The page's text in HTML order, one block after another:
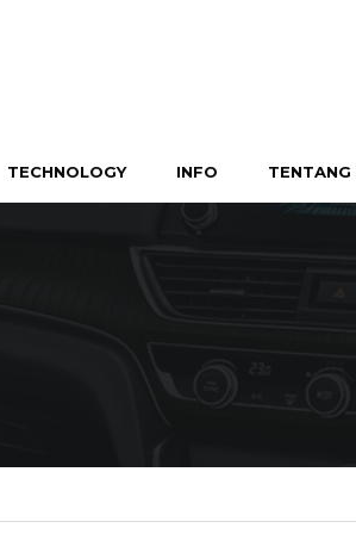
TECHNOLOGY INFO TENTANG